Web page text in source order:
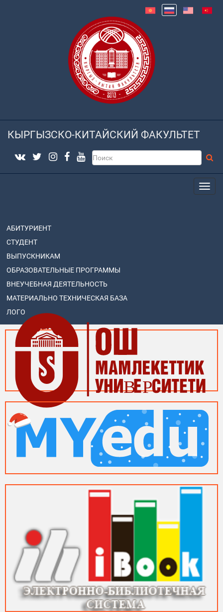
КЫРГЫЗСКО-КИТАЙСКИЙ ФАКУЛЬТЕТ
АБИТУРИЕНТ
СТУДЕНТ
ВЫПУСКНИКАМ
ОБРАЗОВАТЕЛЬНЫЕ ПРОГРАММЫ
ВНЕУЧЕБНАЯ ДЕЯТЕЛЬНОСТЬ
МАТЕРИАЛЬНО ТЕХНИЧЕСКАЯ БАЗА
ЛОГО